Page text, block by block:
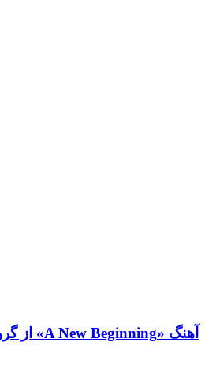
آهنگ «A New Beginning» از گروه «Ruk»